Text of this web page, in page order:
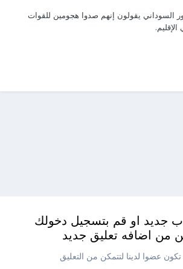
السوداني يقولون إنهم صدوا هجومين للقوات
جديد او قم بتسجيل دخولك
من اضافه تعليق جديد
عضوا لدينا لتتمكن من التعليق